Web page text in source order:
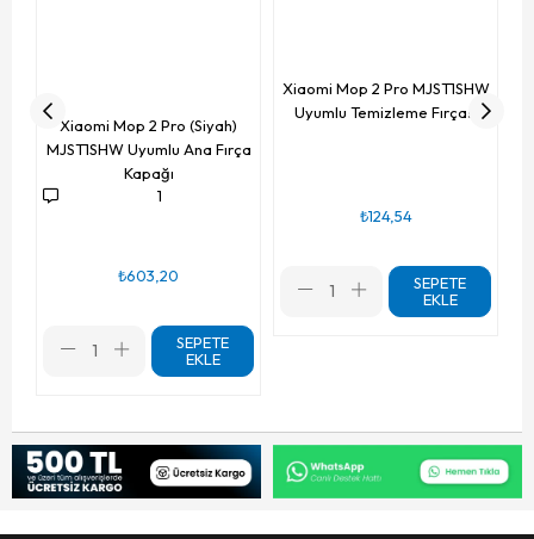
Xiaomi Mop 2 Pro (Siyah)
MJST1SHW Uyumlu Ana Fırça
Kapağı
1
₺603,20
SEPETE
EKLE
Xiaomi Mop 2 Pro MJST1SHW
Uyumlu Temizleme Fırçası
₺124,54
SEPETE
EKLE